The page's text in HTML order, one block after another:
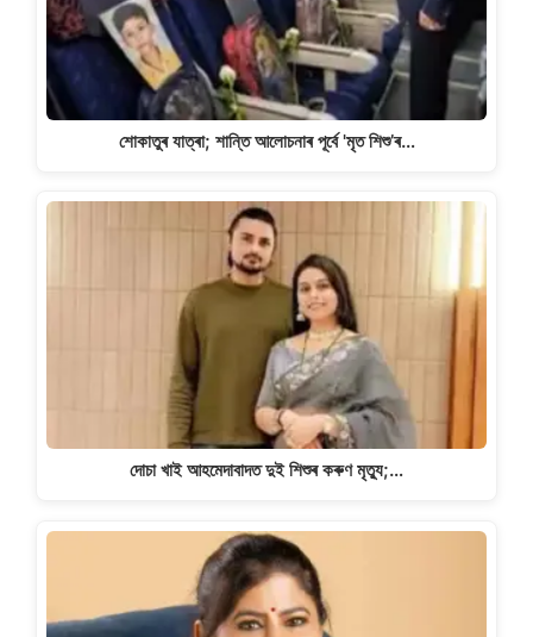
শোকাতুৰ যাত্ৰা; শান্তি আলোচনাৰ পূৰ্বে 'মৃত শিশু’ৰ…
দোচা খাই আহমেদাবাদত দুই শিশুৰ কৰুণ মৃত্যু;…